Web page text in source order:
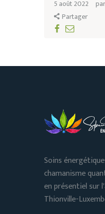
5 août 2022 par
Partager
Soins
chamanisme
en présentiel sur
Thionville-